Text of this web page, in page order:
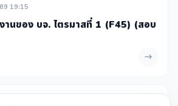
19:15
านของ บจ. ไตรมาสที่ 1 (F45) (สอบ